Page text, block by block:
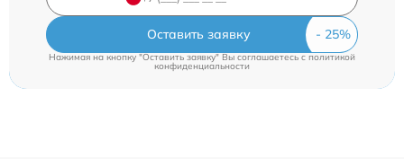
Оставить заявку
Нажимая на кнопку "Оставить заявку" Вы соглашаетесь c политикой
конфиденциальности